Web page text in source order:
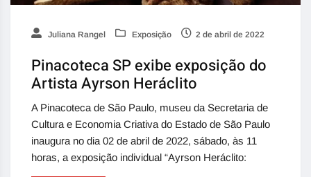
Juliana Rangel Exposição 2 de abril de 2022
Pinacoteca SP exibe exposição do
Artista Ayrson Heráclito
A Pinacoteca de São Paulo, museu da Secretaria de
Cultura e Economia Criativa do Estado de São Paulo
inaugura no dia 02 de abril de 2022, sábado, às 11
horas, a exposição individual “Ayrson Heráclito: